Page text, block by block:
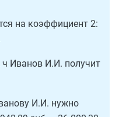
на коэффициент 2:
ч Иванов И.И. получит
И.И. нужно